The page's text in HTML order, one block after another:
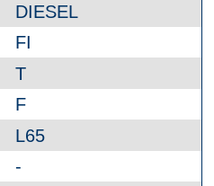
DIESEL
FI
T
F
L65
-